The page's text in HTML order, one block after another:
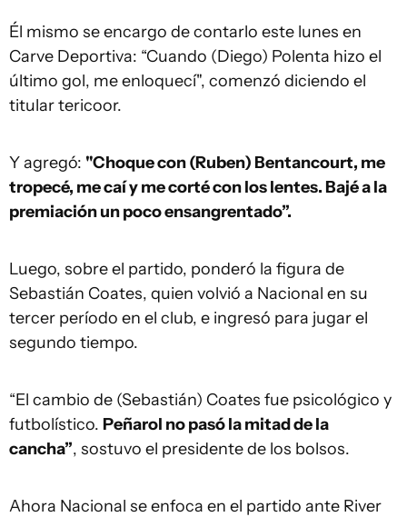
Él mismo se encargo de contarlo este lunes en
Carve Deportiva: “Cuando (Diego) Polenta hizo el
último gol, me enloquecí", comenzó diciendo el
titular tericoor.
Y agregó: "Choque con (Ruben) Bentancourt, me
tropecé, me caí y me corté con los lentes. Bajé a la
premiación un poco ensangrentado”.
Luego, sobre el partido, ponderó la figura de
Sebastián Coates, quien volvió a Nacional en su
tercer período en el club, e ingresó para jugar el
segundo tiempo.
“El cambio de (Sebastián) Coates fue psicológico y
futbolístico. Peñarol no pasó la mitad de la
cancha”, sostuvo el presidente de los bolsos.
Ahora Nacional se enfoca en el partido ante River